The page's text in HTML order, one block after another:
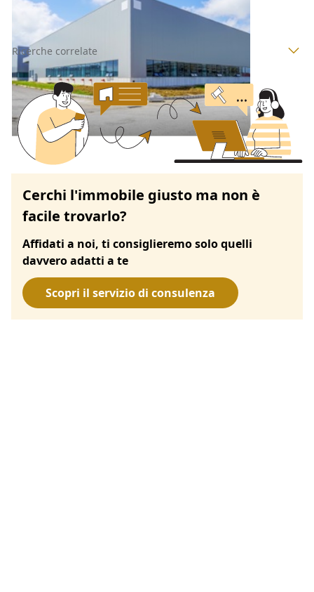
Asta chiusa
Ricerche correlate
Cerchi l'immobile giusto ma non è
facile trovarlo?
Affidati a noi, ti consiglieremo solo quelli
davvero adatti a te
Scopri il servizio di consulenza